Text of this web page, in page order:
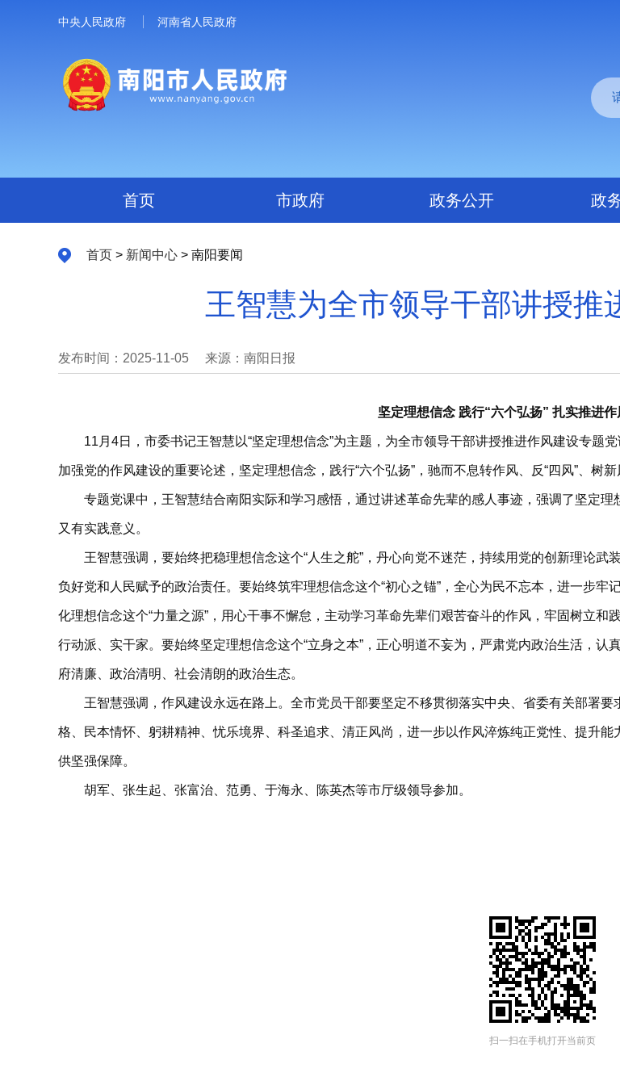
中央人民政府 河南省人民政府
首页 市政府 政务公开 政
首页 > 新闻中心 > 南阳要闻
王智慧为全市领导干部讲授推
发布时间：2025-11-05 来源：南阳日报
坚定理想信念 践行“六个弘扬” 扎实推进
11月4日，市委书记王智慧以“坚定理想信念”为主题，为全市领导干部讲授推进作风建设专题
加强党的作风建设的重要论述，坚定理想信念，践行“六个弘扬”，驰而不息转作风、反“四风”、树
专题党课中，王智慧结合南阳实际和学习感悟，通过讲述革命先辈的感人事迹，强调了坚定
又有实践意义。
王智慧强调，要始终把稳理想信念这个“人生之舵”，丹心向党不迷茫，持续用党的创新理论武
负好党和人民赋予的政治责任。要始终筑牢理想信念这个“初心之锚”，全心为民不忘本，进一步
化理想信念这个“力量之源”，用心干事不懈怠，主动学习革命先辈们艰苦奋斗的作风，牢固树立
行动派、实干家。要始终坚定理想信念这个“立身之本”，正心明道不妄为，严肃党内政治生活，
府清廉、政治清明、社会清朗的政治生态。
王智慧强调，作风建设永远在路上。全市党员干部要坚定不移贯彻落实中央、省委有关部署
格、民本情怀、躬耕精神、忧乐境界、科圣追求、清正风尚，进一步以作风淬炼纯正党性、提升
供坚强保障。
胡军、张生起、张富治、范勇、于海永、陈英杰等市厅级领导参加。
扫一扫在手机打开当前页